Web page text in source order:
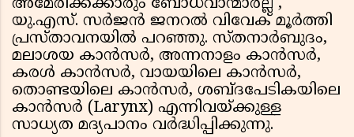
അമേരിക്കക്കാരും ബോധവാന്മാരല്ല',
യു.എസ്. സര്‍ജന്‍ ജനറല്‍ വിവേക് മൂര്‍ത്തി
പ്രസ്താവനയില്‍ പറഞ്ഞു. സ്തനാര്‍ബുദം,
മലാശയ കാന്‍സര്‍, അന്നനാളം കാന്‍സര്‍,
കരള്‍ കാന്‍സര്‍, വായയിലെ കാന്‍സര്‍,
തൊണ്ടയിലെ കാന്‍സര്‍, ശബ്ദപേടികയിലെ
കാന്‍സര്‍ (Larynx) എന്നിവയ്ക്കുള്ള
സാധ്യത മദ്യപാനം വര്‍ദ്ധിപ്പിക്കുന്നു.